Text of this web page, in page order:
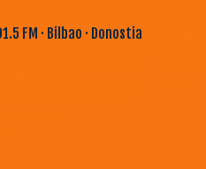
FM · Bilbao · Donostia